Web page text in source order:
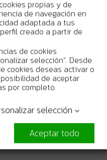
125 mm
WX648 y WX647
240
una fácil instalación
2 añoscontra defectos de
para más detalles
propias y de
de navegación en
adaptada a tus
creado a partir de
de cookies
selección". Desde
cookies deseas activar o
de aceptar
por completo.
selección
Aceptar todo